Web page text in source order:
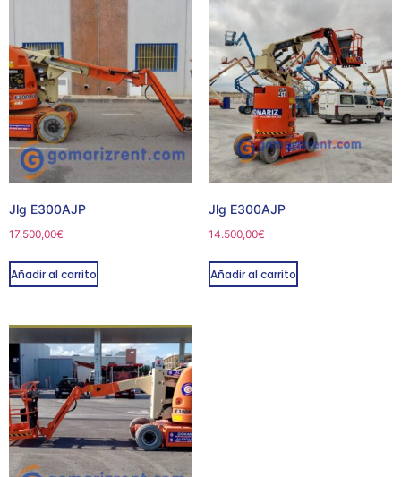
Jlg E300AJP
17.500,00€
Añadir al carrito
Jlg E300AJP
14.500,00€
Añadir al carrito